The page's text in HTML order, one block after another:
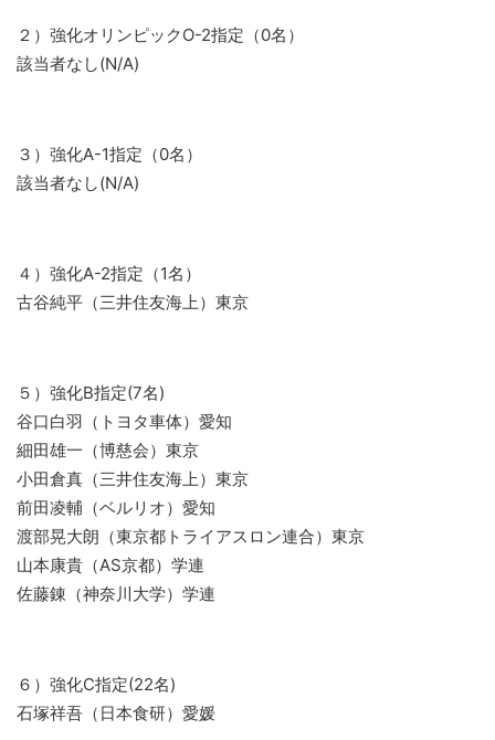
２）強化オリンピックO-2指定（0名）
該当者なし(N/A)
３）強化A-1指定（0名）
該当者なし(N/A)
４）強化A-2指定（1名）
古谷純平（三井住友海上）東京
５）強化B指定(7名)
谷口白羽（トヨタ車体）愛知
細田雄一（博慈会）東京
小田倉真（三井住友海上）東京
前田凌輔（ベルリオ）愛知
渡部晃大朗（東京都トライアスロン連合）東京
山本康貴（AS京都）学連
佐藤錬（神奈川大学）学連
６）強化C指定(22名)
石塚祥吾（日本食研）愛媛